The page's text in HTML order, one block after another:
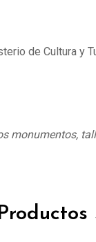
de Cultura y
monumentos,